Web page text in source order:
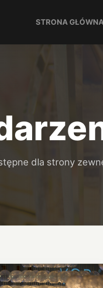
STRONA
dla strony